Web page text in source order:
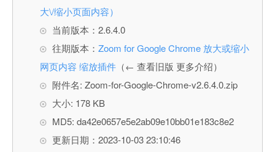
大\/缩小页面内容）
当前版本：2.6.4.0
往期版本： Zoom for Google Chrome 放大或缩小
网页内容 缩放插件 （← 查看旧版 更多介绍）
附件名: Zoom-for-Google-Chrome-v2.6.4.0.zip
大小: 178 KB
MD5: da42e0657e5e2ab09e10bb01e183c8e2
更新日期：2023-10-03 23:10:46